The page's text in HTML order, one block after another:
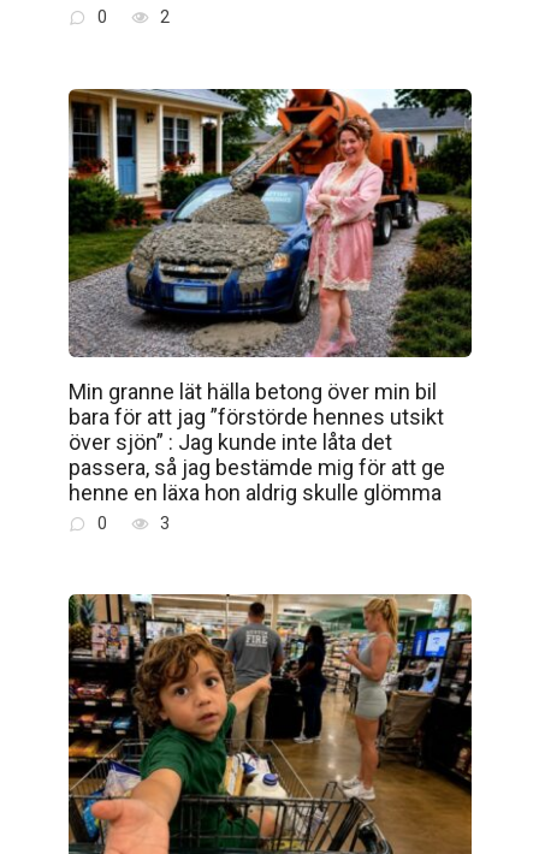
0 2
Min granne lät hälla betong över min bil
bara för att jag ”förstörde hennes utsikt
över sjön” : Jag kunde inte låta det
passera, så jag bestämde mig för att ge
henne en läxa hon aldrig skulle glömma
0 3